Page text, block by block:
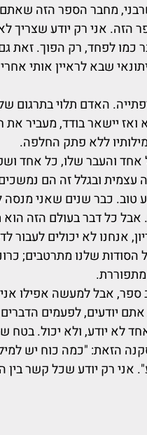
מחבר הספר הזה שאתם
אני רק יודע שצריך
כמו לפחד, רק הפוך.
שבא לראיין אותי
האדם תלוי בתרגום
ואז יישאר בודד, מעביר
ללא פתק החלפה.
אחד והעבר שלו, כל אחד
עצמית ובגלל זה הם
טוב. כבר שנים שאני
אבל כל דבר בעולם הזה
אנחנו לא יכולים
הסודות שלנו מתרטבים;
מתפוררת.
ספר, אבל למעשה אפילו
אתם יודעים, לפעמים
לא יודע, ולא יכול.
הזאת: "כמה כוח יש
אני רק יודע שכל קשר בין